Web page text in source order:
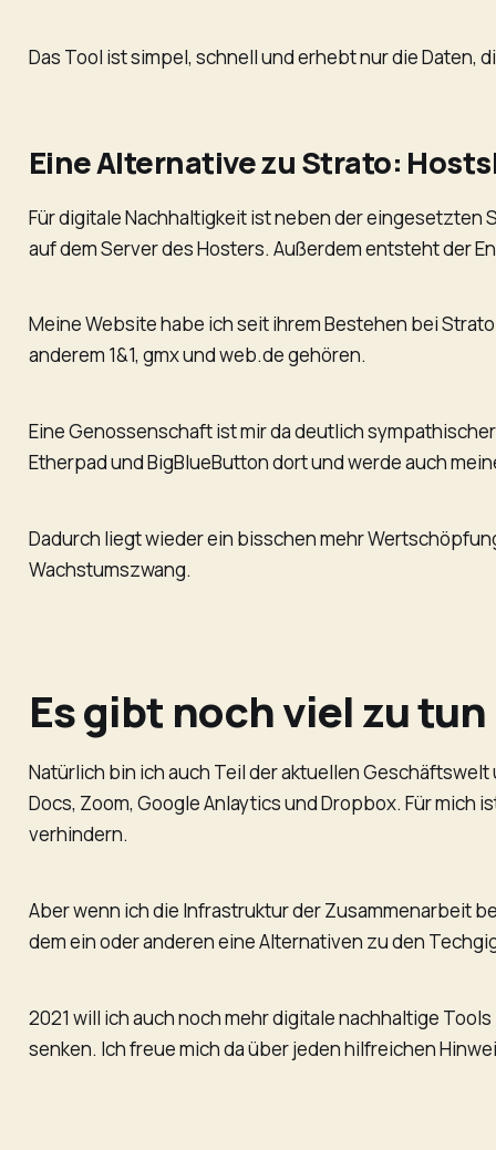
Das Tool ist simpel, schnell und erhebt nur die Daten,
Eine Alternative zu Strato:
Für digitale Nachhaltigkeit ist neben der
auf dem Server des Hosters. Außerdem entsteht der
Meine Website habe ich seit ihrem Bestehen bei
anderem 1&1, gmx und web.de gehören.
Eine Genossenschaft ist mir da deutlich
Etherpad und BigBlueButton dort und werde auch
Dadurch liegt wieder ein bisschen mehr
Wachstumszwang.
Es gibt noch viel zu tun
Natürlich bin ich auch Teil der aktuellen
Docs, Zoom, Google Anlaytics und Dropbox. Für
verhindern.
Aber wenn ich die Infrastruktur der Zusammenarbeit
dem ein oder anderen eine Alternativen zu den
2021 will ich auch noch mehr digitale nachhaltige
senken. Ich freue mich da über jeden hilfreichen